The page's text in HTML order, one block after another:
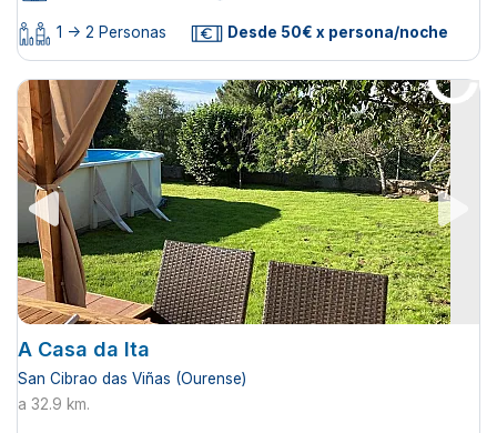
1 -> 2 Personas Desde 50€ x persona/noche
A Casa da Ita
San Cibrao das Viñas (Ourense)
a 32.9 km.